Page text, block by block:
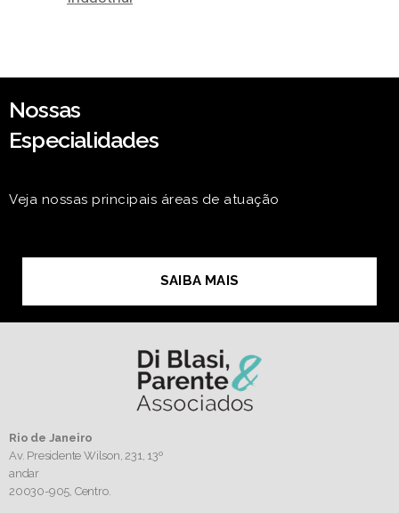
Nossas
Especialidades
Veja nossas principais áreas de atuação
SAIBA MAIS
Rio de Janeiro
Av. Presidente Wilson, 231, 13º
andar
20030-905, Centro.